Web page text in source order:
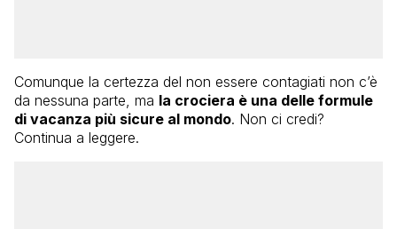
Comunque la certezza del non essere contagiati non c’è
da nessuna parte, ma la crociera è una delle formule
di vacanza più sicure al mondo. Non ci credi?
Continua a leggere.